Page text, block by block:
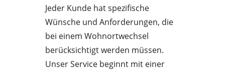
Jeder Kunde hat spezifische
Wünsche und Anforderungen, die
bei einem Wohnortwechsel
berücksichtigt werden müssen.
Unser Service beginnt mit einer